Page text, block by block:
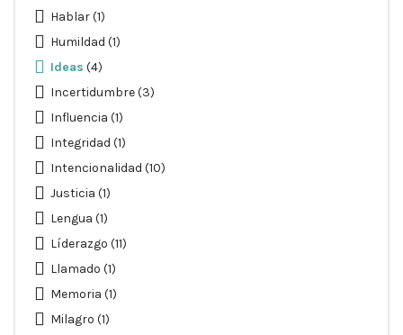
Hablar(1)
Humildad (1)
Ideas (4)
Incertidumbre(3)
Influencia (1)
Integridad (1)
Intencionalidad (10)
Justicia (1)
Lengua (1)
Líderazgo (11)
Llamado (1)
Memoria (1)
Milagro (1)